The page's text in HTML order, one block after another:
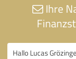
Ihre